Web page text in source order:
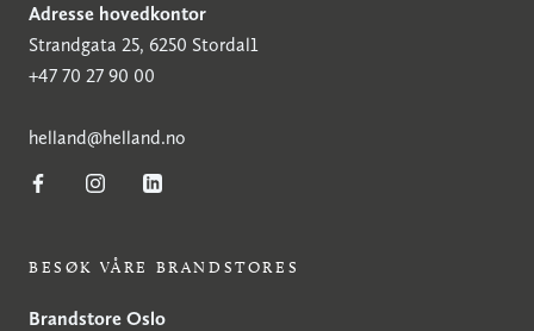
Adresse hovedkontor
Strandgata 25, 6250 Stordal1
+47 70 27 90 00
helland@helland.no
BESØK VÅRE BRANDSTORES
Brandstore Oslo